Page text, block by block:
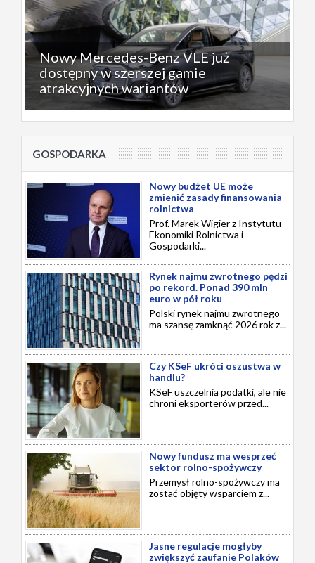
Nowy Mercedes-Benz VLE już
dostępny w szerszej gamie
atrakcyjnych wariantów
GOSPODARKA
Nowy budżet UE może
zmienić zasady finansowania
rolnictwa
Prof. Marek Wigier z Instytutu
Ekonomiki Rolnictwa i
Gospodarki...
Rynek najmu zwrotnego pędzi
po rekord. Ponad 390 mln
euro w pół roku
Polski rynek najmu zwrotnego
ma szansę zamknąć 2026 rok z...
Czy KSeF ukróci oszustwa w
handlu?
KSeF uszczelnia podatki, ale nie
chroni eksporterów przed...
Nowy fundusz ma wesprzeć
sektor rolno-spożywczy
Przemysł rolno-spożywczy ma
zostać objęty wsparciem z...
Jasne regulacje mogłyby
zwiększyć zaufanie Polaków